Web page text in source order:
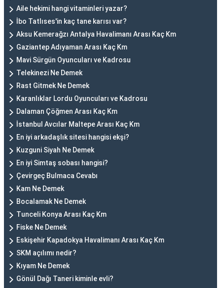
Aile hekimi hangi vitaminleri yazar?
İbo Tatlıses'in kaç tane karısı var?
Aksu Kemerağzı Antalya Havalimanı Arası Kaç Km
Gaziantep Adıyaman Arası Kaç Km
Mavi Sürgün Oyuncuları ve Kadrosu
Telekinezi Ne Demek
Rast Gitmek Ne Demek
Karanlıklar Lordu Oyuncuları ve Kadrosu
Dalaman Çöğmen Arası Kaç Km
İstanbul Avcılar Maltepe Arası Kaç Km
En iyi arkadaşlık sitesi hangisi ekşi?
Kuzguni Siyah Ne Demek
En iyi Simtaş sobası hangisi?
Çevirgeç Bulmaca Cevabı
Kam Ne Demek
Bocalamak Ne Demek
Tunceli Konya Arası Kaç Km
Fiske Ne Demek
Eskişehir Kapadokya Havalimanı Arası Kaç Km
SKM açılımı nedir?
Kıyam Ne Demek
Gönül Dağı Taneri kiminle evli?